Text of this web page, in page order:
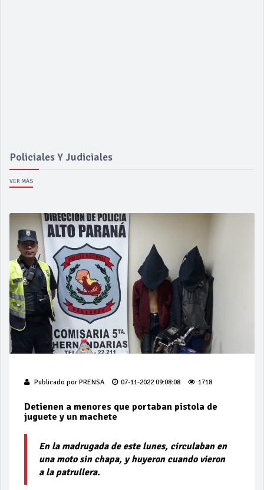
Policiales Y Judiciales
VER MÁS
Publicado por PRENSA 07-11-2022 09:08:08 1718
Detienen a menores que portaban pistola de
juguete y un machete
En la madrugada de este lunes, circulaban en
una moto sin chapa, y huyeron cuando vieron
a la patrullera.